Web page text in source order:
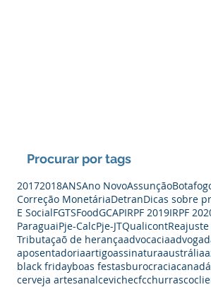
Procurar por tags
20172018ANSAno NovoAssunção
Correção MonetáriaDetranDicas sobre
E SocialFGTSFoodGCAPIRPF 2019IRPF
ParaguaiPje-CalcPje-JTQualicont
Tributaçaõ de herançaadvocacia
aposentadoriaartigoassinaturaaustrália
black fridayboas festasburocraciacanadá
cerveja artesanalcevichecfcchurrasco